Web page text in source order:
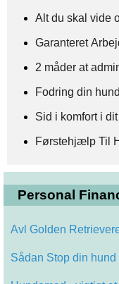
Alt du skal vide
Garanteret
2 måder at
Fodring din
Sid i komfort i
Førstehjælp Til
Personal
Avl Golden
Sådan Stop din